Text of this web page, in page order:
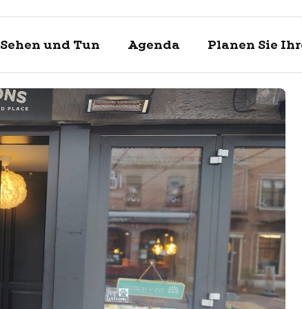
Sehen und Tun Agenda Planen Sie
Enkhuizen
Sehen
Was kann
Planen
Touristische